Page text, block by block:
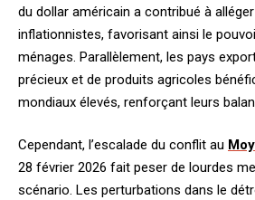
du dollar américain a contribué à
inflationnistes, favorisant ainsi le
ménages. Parallèlement, les pays
précieux et de produits agricoles
mondiaux élevés, renforçant leurs
Cependant, l’escalade du conflit au
28 février 2026 fait peser de lourdes
scénario. Les perturbations dans le